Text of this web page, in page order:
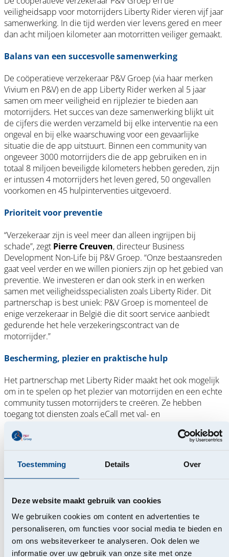
Toestemming Details Over
Deze website maakt gebruik van cookies
We gebruiken cookies om content en advertenties te
personaliseren, om functies voor social media te bieden en
om ons websiteverkeer te analyseren. Ook delen we
informatie over uw gebruik van onze site met onze
veiligheidsapp voor motorrijders Liberty Rider vieren vijf jaar
samenwerking. In die tijd werden vier levens gered en meer
dan acht miljoen kilometer aan motorritten veiliger gemaakt.
Balans van een succesvolle samenwerking
De coöperatieve verzekeraar P&V Groep (via haar merken
Vivium en P&V) en de app Liberty Rider werken al 5 jaar
samen om meer veiligheid en rijplezier te bieden aan
motorrijders. Het succes van deze samenwerking blijkt uit
de cijfers die werden verzameld bij elke interventie na een
ongeval en bij elke waarschuwing voor een gevaarlijke
situatie die de app uitstuurt. Binnen een community van
ongeveer 3000 motorrijders die de app gebruiken en in
totaal 8 miljoen beveiligde kilometers hebben gereden, zijn
er intussen 4 motorrijders het leven gered, 50 ongevallen
voorkomen en 45 hulpinterventies uitgevoerd.
Prioriteit voor preventie
“Verzekeraar zijn is veel meer dan alleen ingrijpen bij
schade”, zegt Pierre Creuven, directeur Business
Development Non-Life bij P&V Groep. “Onze bestaansreden
gaat veel verder en we willen pioniers zijn op het gebied van
preventie. We investeren er dan ook sterk in en werken
samen met veiligheidsspecialisten zoals Liberty Rider. Dit
partnerschap is best uniek: P&V Groep is momenteel de
enige verzekeraar in België die dit soort service aanbiedt
gedurende het hele verzekeringscontract van de
motorrijder.”
Bescherming, plezier en praktische hulp
Het partnerschap met Liberty Rider maakt het ook mogelijk
om in te spelen op het plezier van motorrijden en een echte
community tussen motorrijders te creëren. Ze hebben
toegang tot diensten zoals eCall met val- en
hulpdiensten, GPS met waarschuwing bij het naderen van
potentieel gevaarlijke plaatsen en de mogelijkheid om hulp
in te roepen met geolocatie. Daarnaast kan de app sms’jes
uitsturen met realtime tracking van de motorrijder. De app
biedt ook toegang tot roadbooks voor motorritten en laat toe
“Al 5 jaar werken we tot onze grote tevredenheid samen met
P&V Groep om motorrijden veiliger te maken”, zegt
Emmanuel Petit, CEO van Liberty Rider. “Meer dan 8
miljoen beveiligde kilometers is nog maar het begin. We